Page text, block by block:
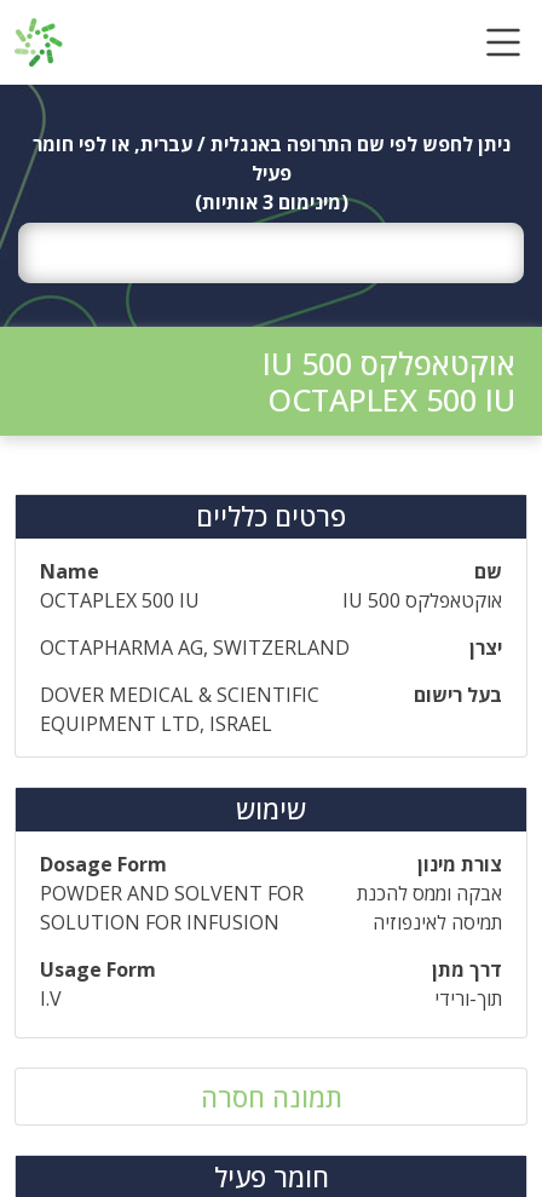
ניתן לחפש לפי שם התרופה באנגלית / עברית, או לפי חומר
פעיל
(מינימום 3 אותיות)
אוקטאפלקס IU 500
OCTAPLEX 500 IU
פרטים כלליים
שם
Name
אוקטאפלקס IU 500
OCTAPLEX 500 IU
יצרן
OCTAPHARMA AG, SWITZERLAND
בעל רישום
DOVER MEDICAL & SCIENTIFIC
EQUIPMENT LTD, ISRAEL
שימוש
צורת מינון
Dosage Form
אבקה וממס להכנת
תמיסה לאינפוזיה
POWDER AND SOLVENT FOR
SOLUTION FOR INFUSION
דרך מתן
Usage Form
תוך-ורידי
I.V
תמונה חסרה
חומר פעיל